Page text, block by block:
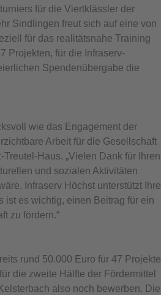
für die Viertklässler der
Sindlingen freut sich auf eine von
für das realitätsnahe Training
Projekten, für die Infraserv-
Spendenübergabe die
wie das Engagement der
Arbeit für die Gesellschaft
Haus. „Vielen Dank für Ihren
und sozialen Aktivitäten
Infraserv Höchst unterstützt Ihre
ist es wichtig, einen Beitrag für ein
zu fördern.“
rund 50.000 Euro für 47 Projekte
die zweite Hälfte der Fördermittel
also noch bewerben. Die